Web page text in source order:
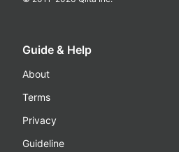
Guide & Help
About
Terms
Privacy
Guideline